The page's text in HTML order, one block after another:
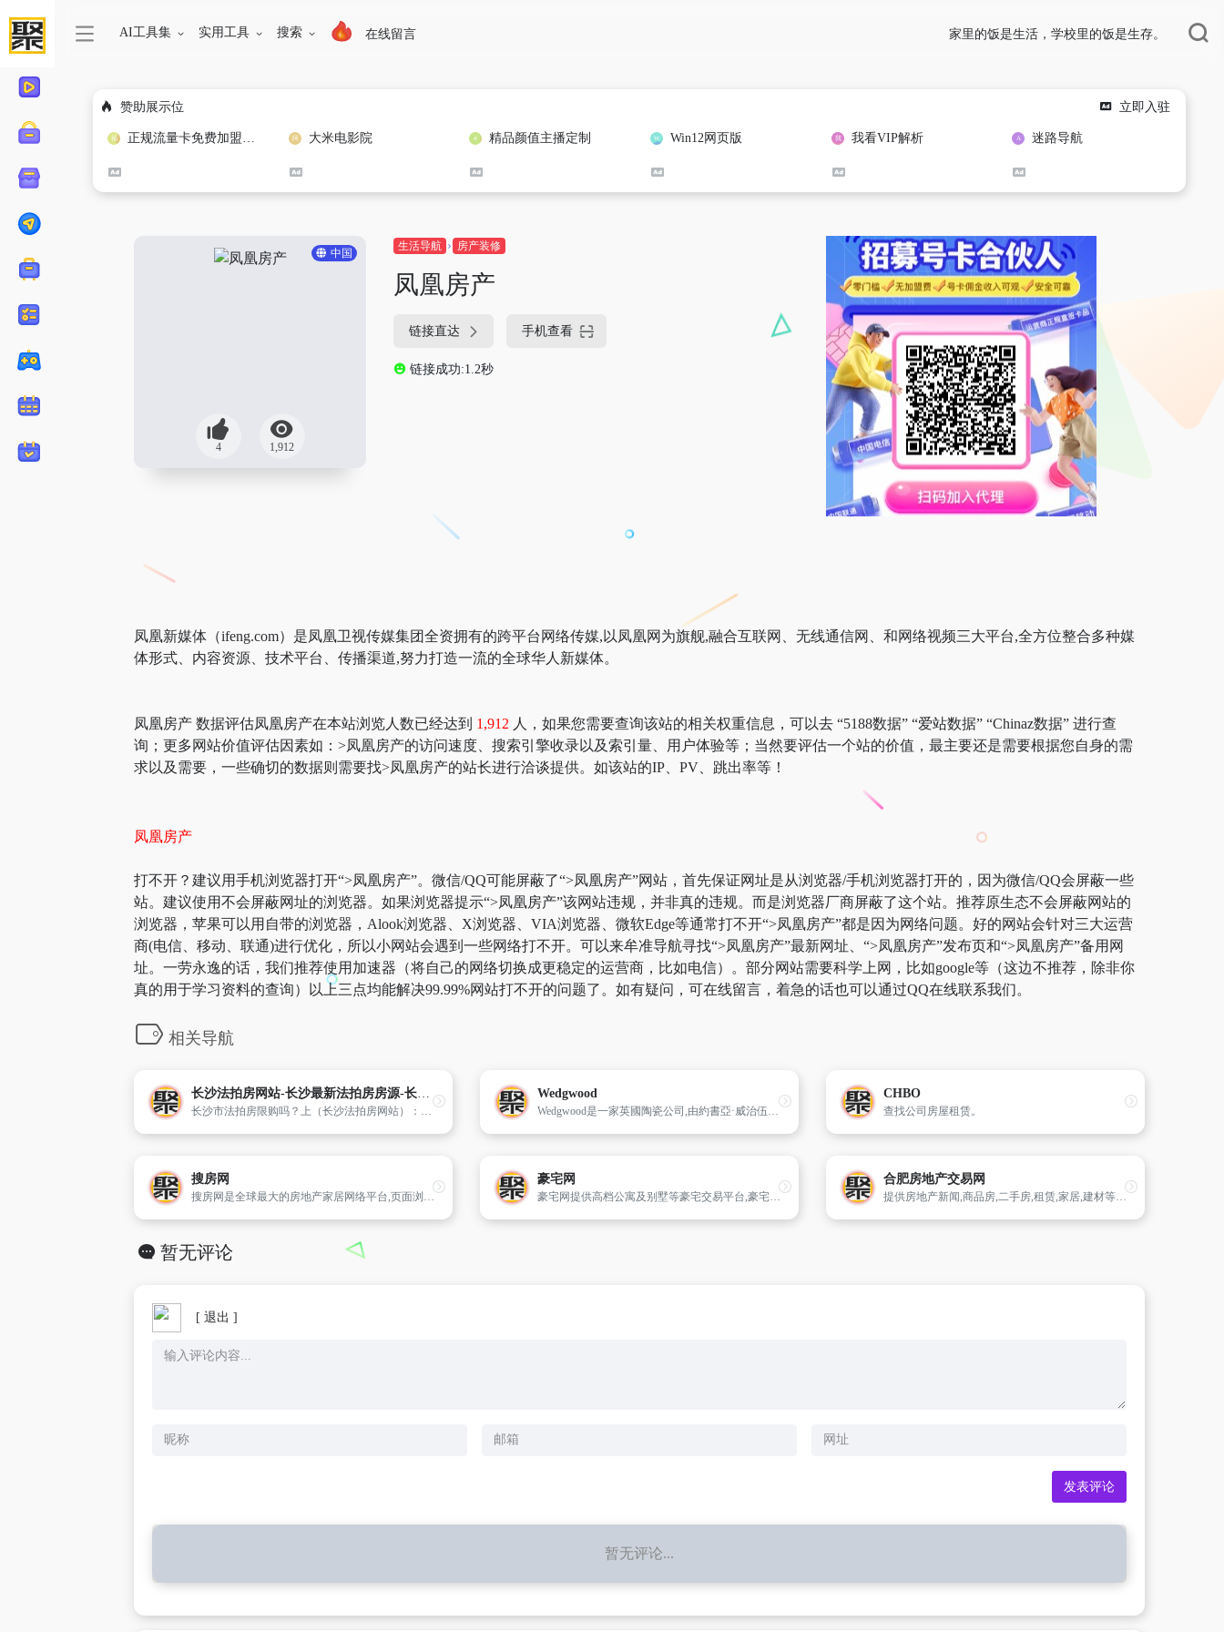
AI工具集 实用工具 搜索 在线留言 家里的饭是生活，学校里的饭是生存。
赞助展示位 立即入驻
正规流量卡免费加盟合作 大米电影院 精品颜值主播定制 Win12网页版 我看VIP解析 迷路导航
中国
4 1,912
生活导航 房产装修
凤凰房产
链接直达 手机查看
链接成功:1.2秒
凤凰新媒体（ifeng.com）是凤凰卫视传媒集团全资拥有的跨平台网络传媒,以凤凰网为旗舰,融合互联网、无线通信网、和网络视频三大平台,全方位整合多种媒
体形式、内容资源、技术平台、传播渠道,努力打造一流的全球华人新媒体。
凤凰房产 数据评估凤凰房产在本站浏览人数已经达到 1,912 人，如果您需要查询该站的相关权重信息，可以去 “5188数据” “爱站数据” “Chinaz数据” 进行查
询；更多网站价值评估因素如：>凤凰房产的访问速度、搜索引擎收录以及索引量、用户体验等；当然要评估一个站的价值，最主要还是需要根据您自身的需
求以及需要，一些确切的数据则需要找>凤凰房产的站长进行洽谈提供。如该站的IP、PV、跳出率等！
凤凰房产
打不开？建议用手机浏览器打开“>凤凰房产”。微信/QQ可能屏蔽了“>凤凰房产”网站，首先保证网址是从浏览器/手机浏览器打开的，因为微信/QQ会屏蔽一些
站。建议使用不会屏蔽网址的浏览器。如果浏览器提示“>凤凰房产”该网站违规，并非真的违规。而是浏览器厂商屏蔽了这个站。推荐原生态不会屏蔽网站的
浏览器，苹果可以用自带的浏览器，Alook浏览器、X浏览器、VIA浏览器、微软Edge等通常打不开“>凤凰房产”都是因为网络问题。好的网站会针对三大运营
商(电信、移动、联通)进行优化，所以小网站会遇到一些网络打不开。可以来牟准导航寻找“>凤凰房产”最新网址、“>凤凰房产”发布页和“>凤凰房产”备用网
址。一劳永逸的话，我们推荐使用加速器（将自己的网络切换成更稳定的运营商，比如电信）。部分网站需要科学上网，比如google等（这边不推荐，除非你
真的用于学习资料的查询）以上三点均能解决99.99%网站打不开的问题了。如有疑问，可在线留言，着急的话也可以通过QQ在线联系我们。
相关导航
长沙法拍房网站-长沙最新法拍房房源-长沙法拍房价格-房满意
长沙市法拍房限购吗？上（长沙法拍房网站）：了解长沙芙蓉区、天心区、岳麓区、开福区、雨花区、望城区等最新法拍房房源与长沙法拍房价格和长沙法拍房新政策等长沙法拍房中介机构相关信息。
Wedgwood
Wedgwood是一家英國陶瓷公司,由約書亞·威治伍德創立於1753年,是英國工業革命時代設立的工廠之一,並且在1987年與瓦德福水晶合併成為瓦德福瑋致活,合併以前的管理者大多是達爾文-威治伍德家族成員。
CHBO
查找公司房屋租赁。
搜房网
搜房网是全球最大的房地产家居网络平台,页面浏览量和访问量在同类网站中处于绝对领先地位。拥有9000名员工,网络业务覆盖300多个城市,在中国100多个城市拥有分公司和办公室。2010年9月搜房网（股票代码SFUN）在美国纽约证券交易所成功上市。
豪宅网
豪宅网提供高档公寓及别墅等豪宅交易平台,豪宅装修设计及建材资讯,豪宅生活资讯,豪宅欣赏的高端房产网站。
合肥房地产交易网
提供房地产新闻,商品房,二手房,租赁,家居,建材等信息。
暂无评论
[ 退出 ]
暂无评论...